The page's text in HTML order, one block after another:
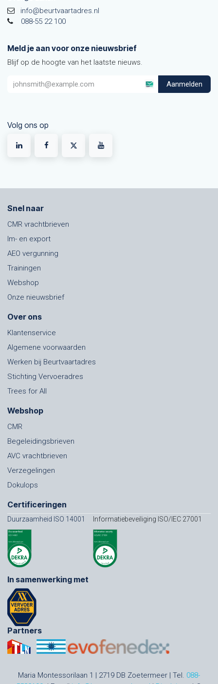
info@beurtvaartadres.nl
088-55 22 100
Meld je aan voor onze nieuwsbrief
Blijf op de hoogte van het laatste nieuws.
Aanmelden
Volg ons op
Snel naar
CMR vrachtbrieven
Im- en export
AEO vergunning
Trainingen
Webshop
Onze nieuwsbrief
Over ons
Klantenservice
Algemene voorwaarden
Werken bij Beurtvaartadres
Stichting Vervoeradres
Trees for All
Webshop
CMR
Begeleidingsbrieven
AVC vrachtbrieven
Verzegelingen
Dokulops
Certificeringen
Duurzaamheid ISO 14001 Informatiebeveiliging ISO/IEC 27001
In samenwerking met
Partners
Maria Montessorilaan 1 | 2719 DB Zoetermeer | Tel. 088-